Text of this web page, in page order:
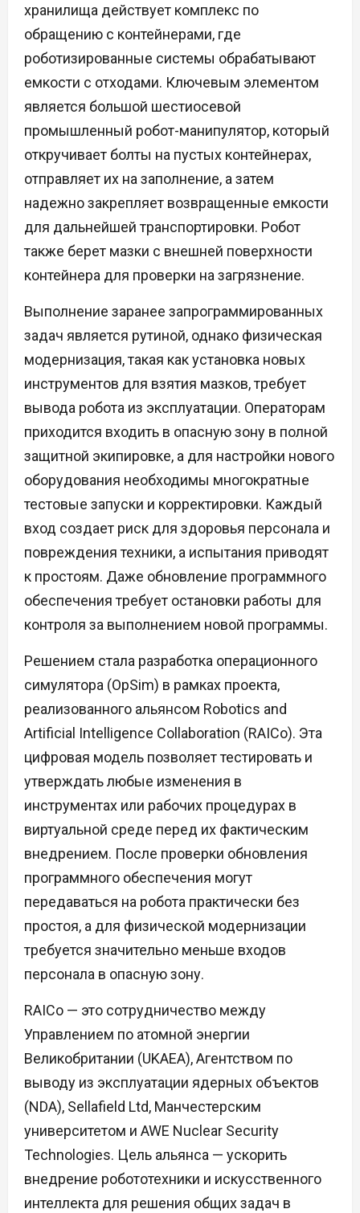
хранилища действует комплекс по
обращению с контейнерами, где
роботизированные системы обрабатывают
емкости с отходами. Ключевым элементом
является большой шестиосевой
промышленный робот-манипулятор, который
откручивает болты на пустых контейнерах,
отправляет их на заполнение, а затем
надежно закрепляет возвращенные емкости
для дальнейшей транспортировки. Робот
также берет мазки с внешней поверхности
контейнера для проверки на загрязнение.
Выполнение заранее запрограммированных
задач является рутиной, однако физическая
модернизация, такая как установка новых
инструментов для взятия мазков, требует
вывода робота из эксплуатации. Операторам
приходится входить в опасную зону в полной
защитной экипировке, а для настройки нового
оборудования необходимы многократные
тестовые запуски и корректировки. Каждый
вход создает риск для здоровья персонала и
повреждения техники, а испытания приводят
к простоям. Даже обновление программного
обеспечения требует остановки работы для
контроля за выполнением новой программы.
Решением стала разработка операционного
симулятора (OpSim) в рамках проекта,
реализованного альянсом Robotics and
Artificial Intelligence Collaboration (RAICo). Эта
цифровая модель позволяет тестировать и
утверждать любые изменения в
инструментах или рабочих процедурах в
виртуальной среде перед их фактическим
внедрением. После проверки обновления
программного обеспечения могут
передаваться на робота практически без
простоя, а для физической модернизации
требуется значительно меньше входов
персонала в опасную зону.
RAICo — это сотрудничество между
Управлением по атомной энергии
Великобритании (UKAEA), Агентством по
выводу из эксплуатации ядерных объектов
(NDA), Sellafield Ltd, Манчестерским
университетом и AWE Nuclear Security
Technologies. Цель альянса — ускорить
внедрение робототехники и искусственного
интеллекта для решения общих задач в